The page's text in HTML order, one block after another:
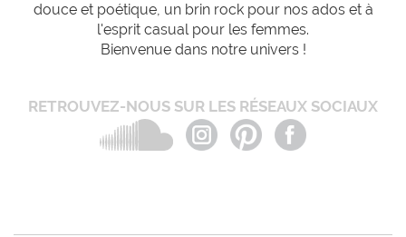
douce et poétique, un brin rock pour nos ados et à
l'esprit casual pour les femmes.
Bienvenue dans notre univers !
RETROUVEZ-NOUS SUR LES RÉSEAUX SOCIAUX